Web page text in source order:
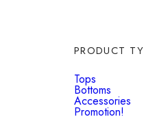
PRODUCT
Tops
Bottoms
Accessories
Promotion!